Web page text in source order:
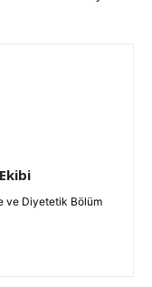
ve Diyetetik Bölüm